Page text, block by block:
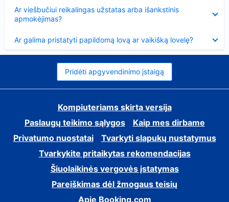
Ar viešbučiui reikalingas užstatas arba išankstinis
apmokėjimas?
Ar galima pristatyti papildomą lovą ar vaikišką lovelę?
Pridėti apgyvendinimo įstaigą
Kompiuteriams skirta versija
Paslaugų teikimo sąlygos
Kaip mes dirbame
Privatumo nuostatai
Tvarkyti slapukų nustatymus
Tvarkykite pritaikytas rekomendacijas
Šiuolaikinės vergovės įstatymas
Pareiškimas dėl žmogaus teisių
Apie Booking.com